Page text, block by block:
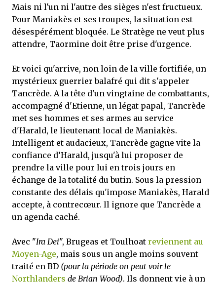
Mais ni l'un ni l'autre des sièges n'est fructueux.
Pour Maniakès et ses troupes, la situation est
désespérément bloquée. Le Stratège ne veut plus
attendre, Taormine doit être prise d'urgence.
Et voici qu'arrive, non loin de la ville fortifiée, un
mystérieux guerrier balafré qui dit s'appeler
Tancrède. A la tête d'un vingtaine de combattants,
accompagné d'Etienne, un légat papal, Tancrède
met ses hommes et ses armes au service
d'Harald, le lieutenant local de Maniakès.
Intelligent et audacieux, Tancrède gagne vite la
confiance d’Harald, jusqu'à lui proposer de
prendre la ville pour lui en trois jours en
échange de la totalité du butin. Sous la pression
constante des délais qu'impose Maniakès, Harald
accepte, à contrecœur. Il ignore que Tancrède a
un agenda caché.
Avec "Ira Dei", Brugeas et Toulhoat reviennent au
Moyen-Age, mais sous un angle moins souvent
traité en BD (pour la période on peut voir le
Northlanders de Brian Wood). Ils donnent vie à un